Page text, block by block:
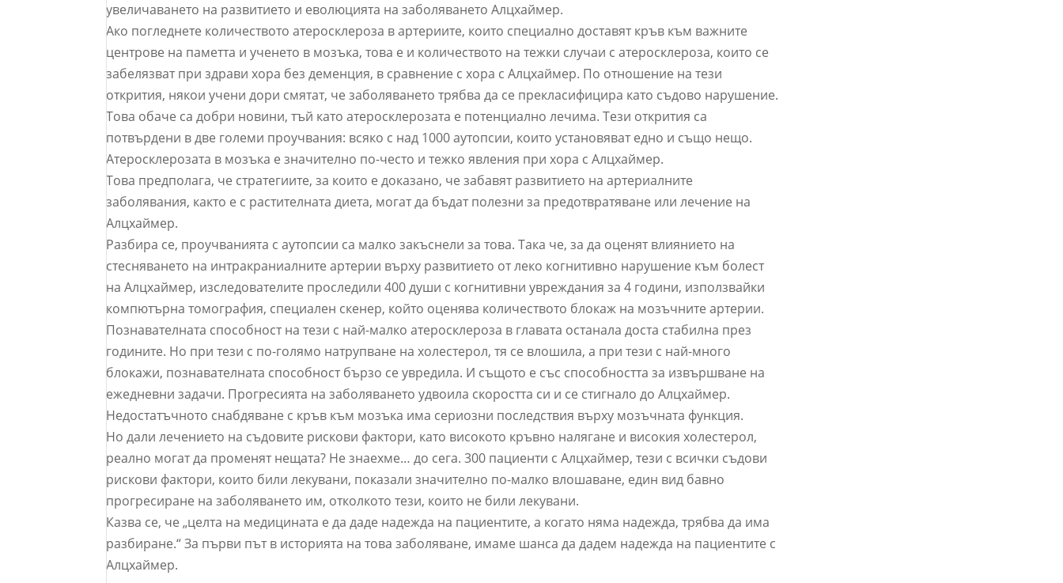
увеличаването на развитието и еволюцията на заболяването Алцхаймер.
Ако погледнете количеството атеросклероза в артериите, които специално доставят кръв към важните
центрове на паметта и ученето в мозъка, това е и количеството на тежки случаи с атеросклероза, които се
забелязват при здрави хора без деменция, в сравнение с хора с Алцхаймер. По отношение на тези
открития, някои учени дори смятат, че заболяването трябва да се прекласифицира като съдово нарушение.
Това обаче са добри новини, тъй като атеросклерозата е потенциално лечима. Тези открития са
потвърдени в две големи проучвания: всяко с над 1000 аутопсии, които установяват едно и също нещо.
Атеросклерозата в мозъка е значително по-често и тежко явления при хора с Алцхаймер.
Това предполага, че стратегиите, за които е доказано, че забавят развитието на артериалните
заболявания, както е с растителната диета, могат да бъдат полезни за предотвратяване или лечение на
Алцхаймер.
Разбира се, проучванията с аутопсии са малко закъснели за това. Така че, за да оценят влиянието на
стесняването на интракраниалните артерии върху развитието от леко когнитивно нарушение към болест
на Алцхаймер, изследователите проследили 400 души с когнитивни увреждания за 4 години, използвайки
компютърна томография, специален скенер, който оценява количеството блокаж на мозъчните артерии.
Познавателната способност на тези с най-малко атеросклероза в главата останала доста стабилна през
годините. Но при тези с по-голямо натрупване на холестерол, тя се влошила, а при тези с най-много
блокажи, познавателната способност бързо се увредила. И същото е със способността за извършване на
ежедневни задачи. Прогресията на заболяването удвоила скоростта си и се стигнало до Алцхаймер.
Недостатъчното снабдяване с кръв към мозъка има сериозни последствия върху мозъчната функция.
Но дали лечението на съдовите рискови фактори, като високото кръвно налягане и високия холестерол,
реално могат да променят нещата? Не знаехме… до сега. 300 пациенти с Алцхаймер, тези с всички съдови
рискови фактори, които били лекувани, показали значително по-малко влошаване, един вид бавно
прогресиране на заболяването им, отколкото тези, които не били лекувани.
Казва се, че „целта на медицината е да даде надежда на пациентите, а когато няма надежда, трябва да има
разбиране.“ За първи път в историята на това заболяване, имаме шанса да дадем надежда на пациентите с
Алцхаймер.